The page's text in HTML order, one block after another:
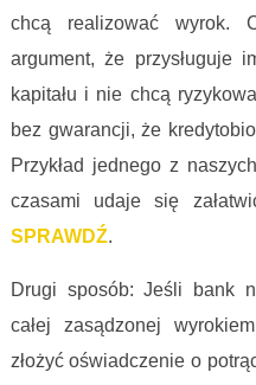
chcą realizować wyrok.
argument, że przysługuje
kapitału i nie chcą
bez gwarancji, że
Przykład jednego z
czasami udaje się
SPRAWDŹ.
Drugi sposób: Jeśli bank
całej zasądzonej
złożyć oświadczenie o